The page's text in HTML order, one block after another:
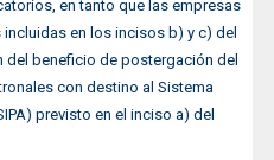
en tanto que las empresas
en los incisos b) y c) del
beneficio de postergación del
con destino al Sistema
previsto en el inciso a) del